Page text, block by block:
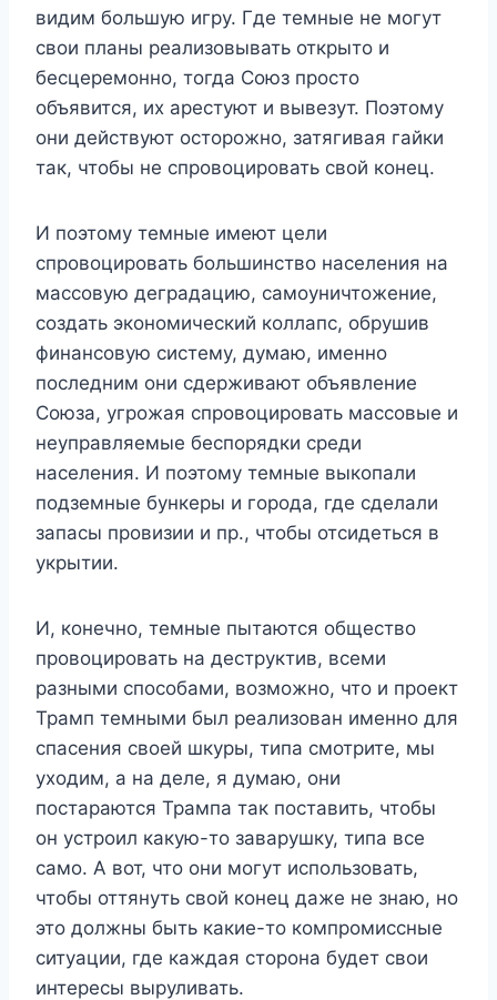
видим большую игру. Где темные не могут
свои планы реализовывать открыто и
бесцеремонно, тогда Союз просто
объявится, их арестуют и вывезут. Поэтому
они действуют осторожно, затягивая гайки
так, чтобы не спровоцировать свой конец.
И поэтому темные имеют цели
спровоцировать большинство населения на
массовую деградацию, самоуничтожение,
создать экономический коллапс, обрушив
финансовую систему, думаю, именно
последним они сдерживают объявление
Союза, угрожая спровоцировать массовые и
неуправляемые беспорядки среди
населения. И поэтому темные выкопали
подземные бункеры и города, где сделали
запасы провизии и пр., чтобы отсидеться в
укрытии.
И, конечно, темные пытаются общество
провоцировать на деструктив, всеми
разными способами, возможно, что и проект
Трамп темными был реализован именно для
спасения своей шкуры, типа смотрите, мы
уходим, а на деле, я думаю, они
постараются Трампа так поставить, чтобы
он устроил какую-то заварушку, типа все
само. А вот, что они могут использовать,
чтобы оттянуть свой конец даже не знаю, но
это должны быть какие-то компромиссные
ситуации, где каждая сторона будет свои
интересы выруливать.